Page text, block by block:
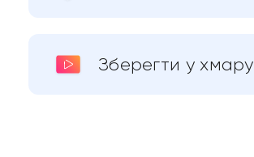
Зберегти у хмару